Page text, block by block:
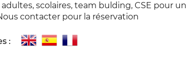
scolaires, team bulding, CSE pour
contacter pour la réservation
: